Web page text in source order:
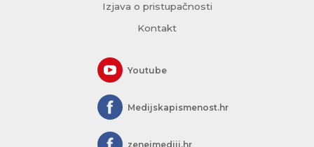
Izjava o pristupačnosti
Kontakt
Youtube
Medijskapismenost.hr
zeneimediji.hr